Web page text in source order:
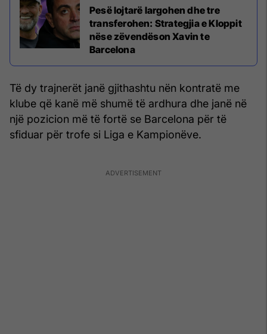
Pesë lojtarë largohen dhe tre
transferohen: Strategjia e Kloppit
nëse zëvendëson Xavin te
Barcelona
Të dy trajnerët janë gjithashtu nën kontratë me
klube që kanë më shumë të ardhura dhe janë në
një pozicion më të fortë se Barcelona për të
sfiduar për trofe si Liga e Kampionëve.